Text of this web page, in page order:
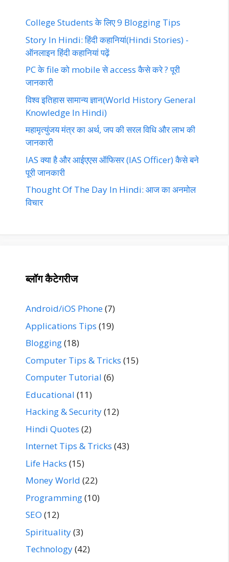
College Students के लिए 9 Blogging Tips
Story In Hindi: हिंदी कहानियां(Hindi Stories) -
ऑनलाइन हिंदी कहानियां पढ़ें‎‎
PC के file को mobile से access कैसे करे ? पूरी
जानकारी
विश्व इतिहास सामान्य ज्ञान(World History General
Knowledge In Hindi)
महामृत्युंजय मंत्र का अर्थ, जप की सरल विधि और लाभ की
जानकारी
IAS क्या है और आईएएस ऑफिसर (IAS Officer) कैसे बने
पूरी जानकारी
Thought Of The Day In Hindi: आज का अनमोल
विचार
ब्लॉग कैटेगरीज
Android/iOS Phone(7)
Applications Tips (19)
Blogging(18)
Computer Tips & Tricks (15)
Computer Tutorial (6)
Educational (11)
Hacking & Security(12)
Hindi Quotes (2)
Internet Tips & Tricks (43)
Life Hacks (15)
Money World (22)
Programming(10)
SEO (12)
Spirituality(3)
Technology(42)